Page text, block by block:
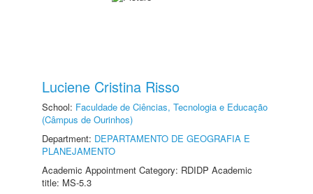
Luciene Cristina Risso
School: Faculdade de Ciências, Tecnologia e Educação
(Câmpus de Ourinhos)
Department: DEPARTAMENTO DE GEOGRAFIA E
PLANEJAMENTO
Academic Appointment Category: RDIDP Academic
title: MS-5.3